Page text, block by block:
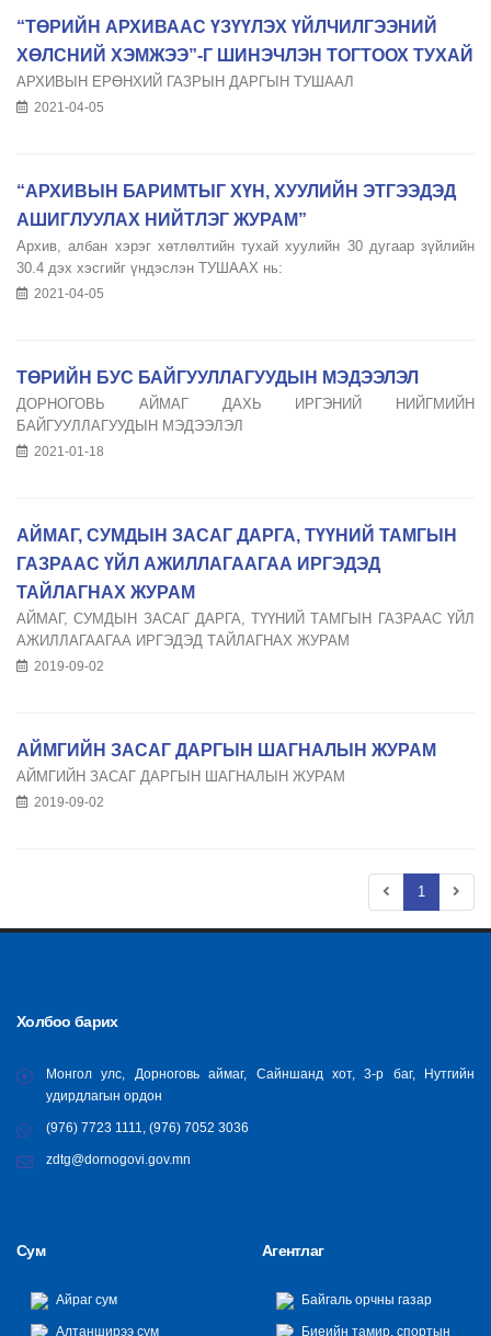
“ТӨРИЙН АРХИВААС ҮЗҮҮЛЭХ ҮЙЛЧИЛГЭЭНИЙ
ХӨЛСНИЙ ХЭМЖЭЭ”-Г ШИНЭЧЛЭН ТОГТООХ ТУХАЙ
АРХИВЫН ЕРӨНХИЙ ГАЗРЫН ДАРГЫН ТУШААЛ
2021-04-05
“АРХИВЫН БАРИМТЫГ ХҮН, ХУУЛИЙН ЭТГЭЭДЭД
АШИГЛУУЛАХ НИЙТЛЭГ ЖУРАМ”
Архив, албан хэрэг хөтлөлтийн тухай хуулийн 30 дугаар зүйлийн
30.4 дэх хэсгийг үндэслэн ТУШААХ нь:
2021-04-05
ТӨРИЙН БУС БАЙГУУЛЛАГУУДЫН МЭДЭЭЛЭЛ
ДОРНОГОВЬ АЙМАГ ДАХЬ ИРГЭНИЙ НИЙГМИЙН
БАЙГУУЛЛАГУУДЫН МЭДЭЭЛЭЛ
2021-01-18
АЙМАГ, СУМДЫН ЗАСАГ ДАРГА, ТҮҮНИЙ ТАМГЫН
ГАЗРААС ҮЙЛ АЖИЛЛАГААГАА ИРГЭДЭД
ТАЙЛАГНАХ ЖУРАМ
АЙМАГ, СУМДЫН ЗАСАГ ДАРГА, ТҮҮНИЙ ТАМГЫН ГАЗРААС ҮЙЛ
АЖИЛЛАГААГАА ИРГЭДЭД ТАЙЛАГНАХ ЖУРАМ
2019-09-02
АЙМГИЙН ЗАСАГ ДАРГЫН ШАГНАЛЫН ЖУРАМ
АЙМГИЙН ЗАСАГ ДАРГЫН ШАГНАЛЫН ЖУРАМ
2019-09-02
1
Холбоо барих
Монгол улс, Дорноговь аймаг, Сайншанд хот, 3-р баг, Нутгийн
удирдлагын ордон
(976) 7723 1111, (976) 7052 3036
zdtg@dornogovi.gov.mn
Сум
Айраг сум
Алтанширээ сум
Агентлаг
Байгаль орчны газар
Биеийн тамир, спортын